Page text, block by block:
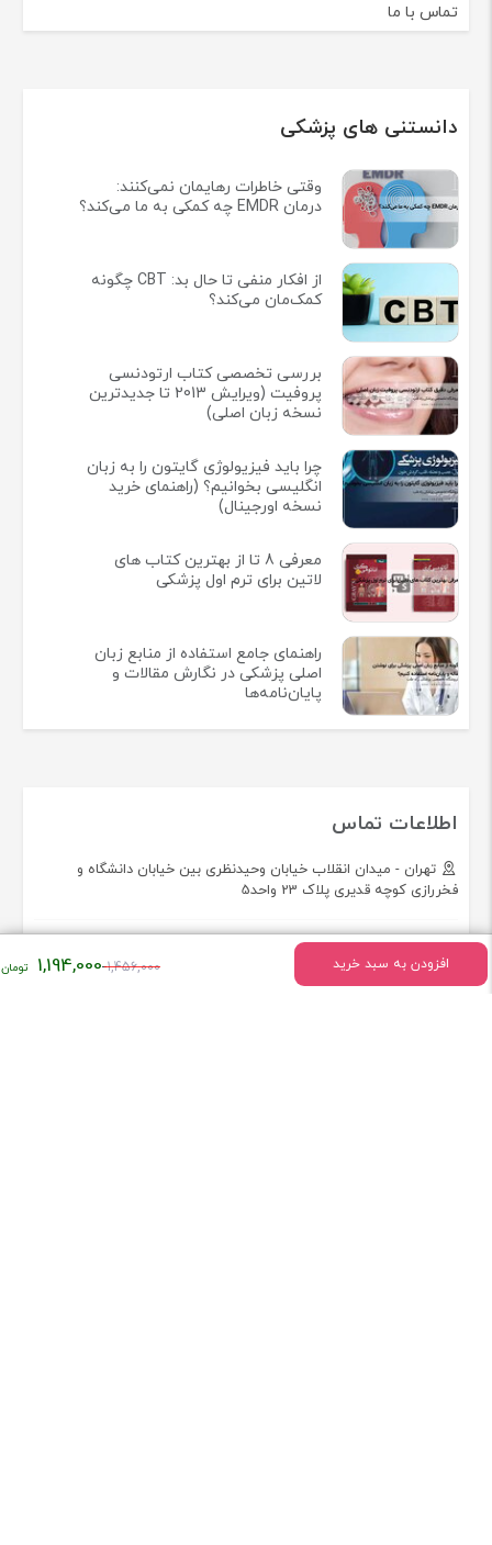
افزودن به سبد خرید 1,456,000قیمت
1,194,000
تماس با ما
دانستنی های پزشکی
وقتی خاطرات رهایمان نمی‌کنند:
درمان EMDR چه کمکی به ما می‌کند؟
از افکار منفی تا حال بد: CBT چگونه
کمک‌مان می‌کند؟
بررسی تخصصی کتاب ارتودنسی
پروفیت (ویرایش 2013 تا جدیدترین
نسخه زبان اصلی)
چرا باید فیزیولوژی گایتون را به زبان
انگلیسی بخوانیم؟ (راهنمای خرید
نسخه اورجینال)
معرفی 8 تا از بهترین کتاب های
لاتین برای ترم اول پزشکی
راهنمای جامع استفاده از منابع زبان
اصلی پزشکی در نگارش مقالات و
پایان‌نامه‌ها
اطلاعات تماس
تهران - میدان انقلاب خیابان وحیدنظری بین خیابان دانشگاه و
فخررازی کوچه قدیری پلاک 23 واحد5
تلفن:02166493154